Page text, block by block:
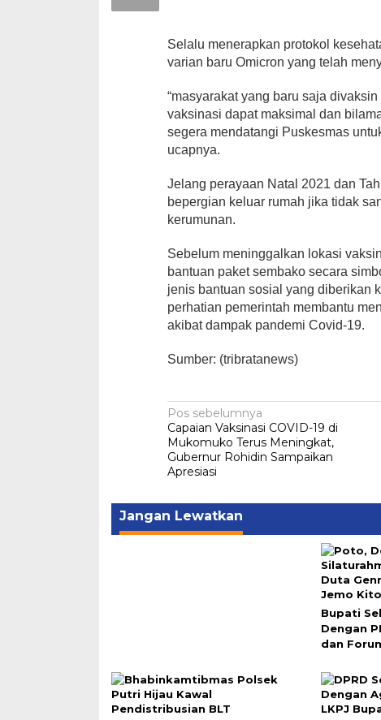
Selalu menerapkan protokol
varian baru Omicron yang telah
“masyarakat yang baru saja
vaksinasi dapat maksimal dan
segera mendatangi Puskesmas
ucapnya.
Jelang perayaan Natal 2021 dan
bepergian keluar rumah jika tidak
kerumunan.
Sebelum meninggalkan lokasi
bantuan paket sembako secara
jenis bantuan sosial yang diberikan
perhatian pemerintah membantu
akibat dampak pandemi Covid-19.
Sumber: (tribratanews)
Navigasi
pos
Pos sebelumnya
Capaian Vaksinasi COVID-19 di
Mukomuko Terus Meningkat,
Gubernur Rohidin Sampaikan
Apresiasi
Jangan Lewatkan
Bupati
Dengan
dan